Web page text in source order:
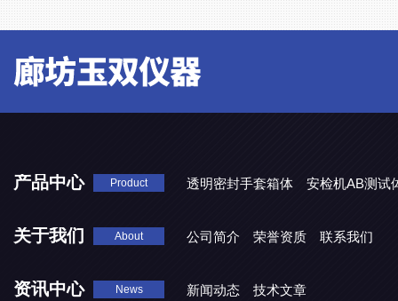
产品中心 Product 透明密封手套箱体 安检机AB测试
关于我们 About 公司简介 荣誉资质 联系我们
资讯中心 News 新闻动态 技术文章